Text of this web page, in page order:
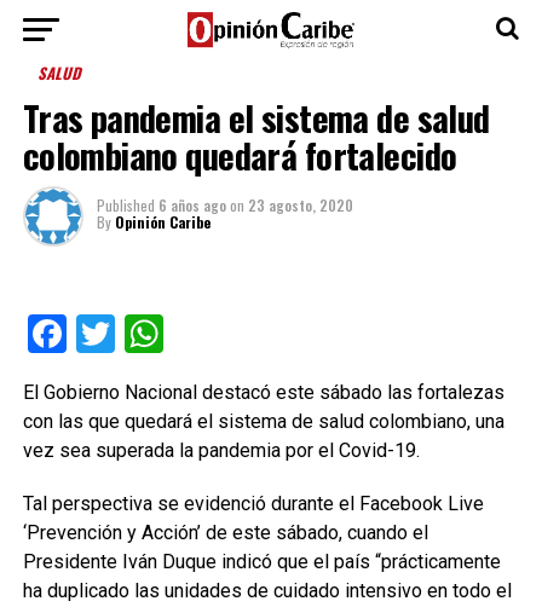
SALUD
Tras pandemia el sistema de salud
colombiano quedará fortalecido
Published 6 años agoon 23 agosto, 2020
By Opinión Caribe
Facebook
TwitterWhatsApp
El Gobierno Nacional destacó este sábado las fortalezas
con las que quedará el sistema de salud colombiano, una
vez sea superada la pandemia por el Covid-19.
Tal perspectiva se evidenció durante el Facebook Live
‘Prevención y Acción’ de este sábado, cuando el
Presidente Iván Duque indicó que el país “prácticamente
ha duplicado las unidades de cuidado intensivo en todo el